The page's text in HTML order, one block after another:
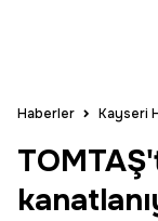
Haberler Kayseri